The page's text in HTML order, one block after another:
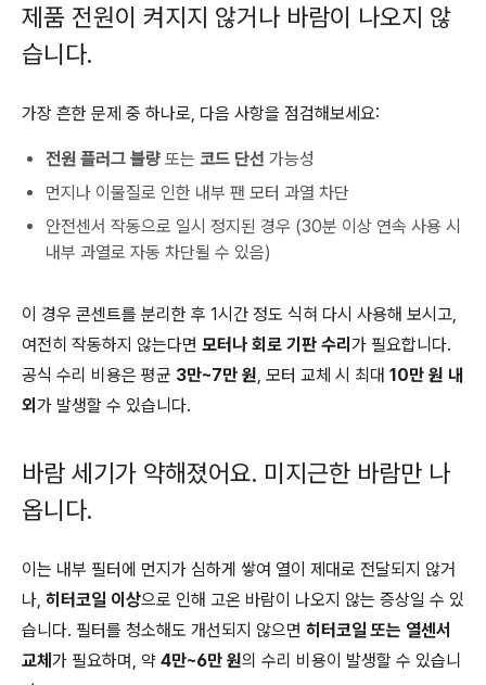
제품 전원이 켜지지 않거나 바람이 나오지 않
습니다.
가장 흔한 문제 중 하나로, 다음 사항을 점검해보세요:
전원 플러그 불량 또는 코드 단선 가능성
먼지나 이물질로 인한 내부 팬 모터 과열 차단
안전센서 작동으로 일시 정지된 경우 (30분 이상 연속 사용 시
내부 과열로 자동 차단될 수 있음)
이 경우 콘센트를 분리한 후 1시간 정도 식혀 다시 사용해 보시고,
여전히 작동하지 않는다면 모터나 회로 기판 수리 가 필요합니다.
공식 수리 비용은 평균 3만~7만 원, 모터 교체 시 최대 10만 원 내
외 가 발생할 수 있습니다.
바람 세기가 약해졌어요. 미지근한 바람만 나
옵니다.
이는 내부 필터에 먼지가 심하게 쌓여 열이 제대로 전달되지 않거
나, 히터코일 이상으로 인해 고온 바람이 나오지 않는 증상일 수 있
습니다. 필터를 청소해도 개선되지 않으면 히터코일 또는 열센서
교체 가 필요하며, 약 4만~6만 원의 수리 비용이 발생할 수 있습니